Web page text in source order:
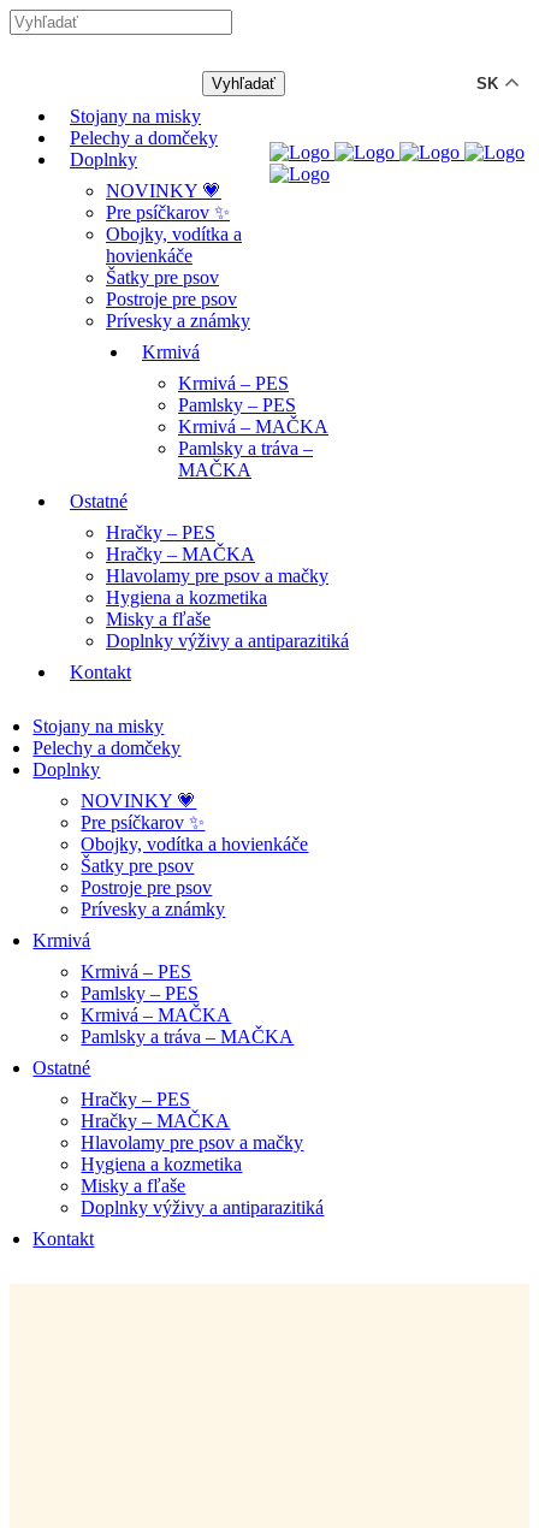
Stojany na misky
Pelechy a domčeky
Doplnky
NOVINKY 💗
Pre psíčkarov ✨
Obojky, vodítka a
hovienkáče
Šatky pre psov
Postroje pre psov
Prívesky a známky
Krmivá
Krmivá – PES
Pamlsky – PES
Krmivá – MAČKA
Pamlsky a tráva –
MAČKA
Ostatné
Hračky – PES
Hračky – MAČKA
Hlavolamy pre psov a mačky
Hygiena a kozmetika
Misky a fľaše
Doplnky výživy a antiparazitiká
Kontakt
Stojany na misky
Pelechy a domčeky
Doplnky
NOVINKY 💗
Pre psíčkarov ✨
Obojky, vodítka a hovienkáče
Šatky pre psov
Postroje pre psov
Prívesky a známky
Krmivá
Krmivá – PES
Pamlsky – PES
Krmivá – MAČKA
Pamlsky a tráva – MAČKA
Ostatné
Hračky – PES
Hračky – MAČKA
Hlavolamy pre psov a mačky
Hygiena a kozmetika
Misky a fľaše
Doplnky výživy a antiparazitiká
Kontakt
SK
-12% ZĽAVA s kódom "LETO12" ☀️